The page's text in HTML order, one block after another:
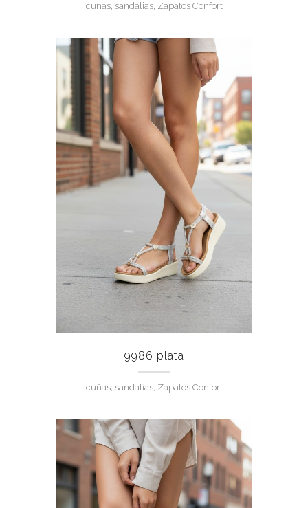
cuñas, sandalias, Zapatos Confort
9986 plata
cuñas, sandalias, Zapatos Confort